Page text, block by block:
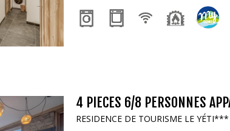
4 PIECES 6/8 PERSONNES
RESIDENCE DE TOURISME LE YÉTI***